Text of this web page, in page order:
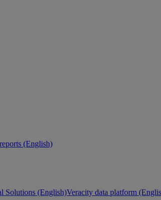
(English)
Solutions (English)Veracity data platform